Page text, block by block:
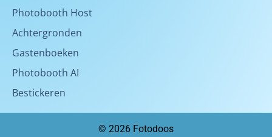
Photobooth Host
Achtergronden
Gastenboeken
Photobooth AI
Bestickeren
© 2026 Fotodoos